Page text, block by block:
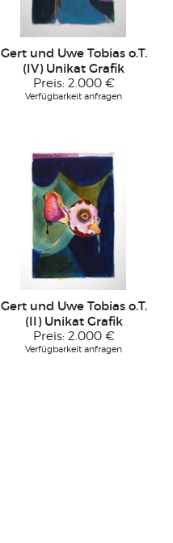
Gert und Uwe Tobias o.T.
(IV) Unikat Grafik
Preis: 2.000 €
Verfügbarkeit anfragen
Gert und Uwe Tobias o.T.
(II) Unikat Grafik
Preis: 2.000 €
Verfügbarkeit anfragen